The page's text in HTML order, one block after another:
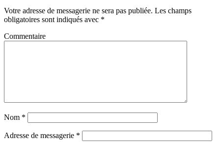
Votre adresse de messagerie ne sera pas publiée. Les champs
obligatoires sont indiqués avec *
Commentaire
Nom *
Adresse de messagerie *